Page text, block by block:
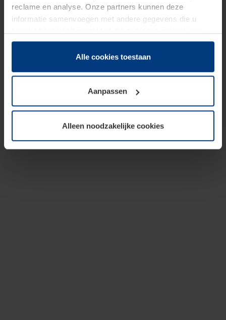
reclame en analyse. Onze partners kunnen deze
informatie samenvoegen met andere gegevens die u
hun diensten hebben verzameld.
Juridisch hebben wij het recht om cookies op uw
van deze pagina's absoluut vereist is. Voor alle andere
soorten cookies is uw toestemming benodigd. Uw
toestemming kunt u op elk moment bij de uitleg van de
wijzigen of herroepen.
Alle cookies toestaan
Aanpassen
Alleen noodzakelijke cookies